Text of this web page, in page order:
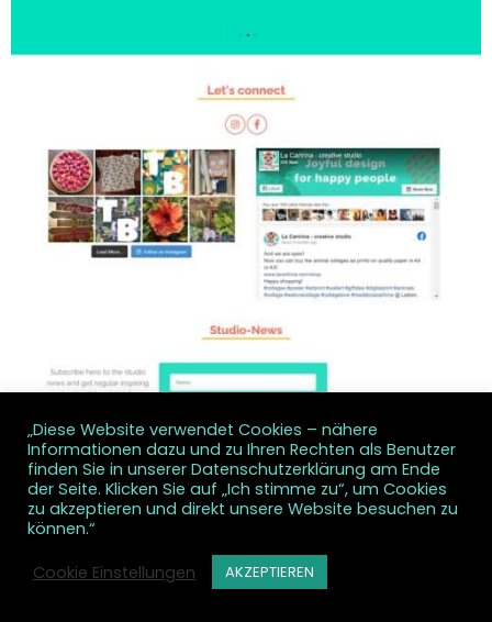
„Diese Website verwendet Cookies – nähere
Informationen dazu und zu Ihren Rechten als Benutzer
finden Sie in unserer Datenschutzerklärung am Ende
der Seite. Klicken Sie auf „Ich stimme zu“, um Cookies
zu akzeptieren und direkt unsere Website besuchen zu
können.“
Cookie Einstellungen
AKZEPTIEREN